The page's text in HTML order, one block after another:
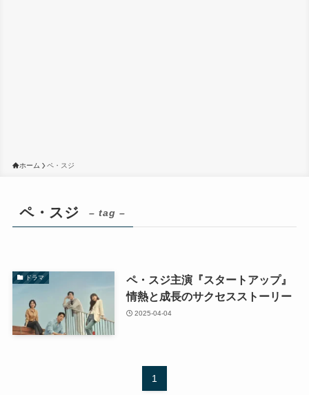
ホーム ペ・スジ
ペ・スジ – tag –
ドラマ
ペ・スジ主演『スタートアップ』
情熱と成長のサクセスストーリー
2025-04-04
1